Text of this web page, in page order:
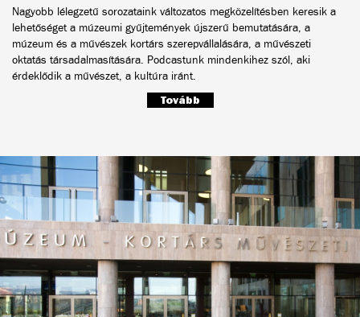
Nagyobb lélegzetű sorozataink változatos megközelítésben keresik a
lehetőséget a múzeumi gyűjtemények újszerű bemutatására, a
múzeum és a művészek kortárs szerepvállalására, a művészeti
oktatás társadalmasítására. Podcastunk mindenkihez szól, aki
érdeklődik a művészet, a kultúra iránt.
Tovább